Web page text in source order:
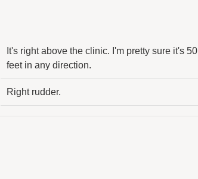
It's right above the clinic. I'm pretty sure it's 50
feet in any direction.
Right rudder.